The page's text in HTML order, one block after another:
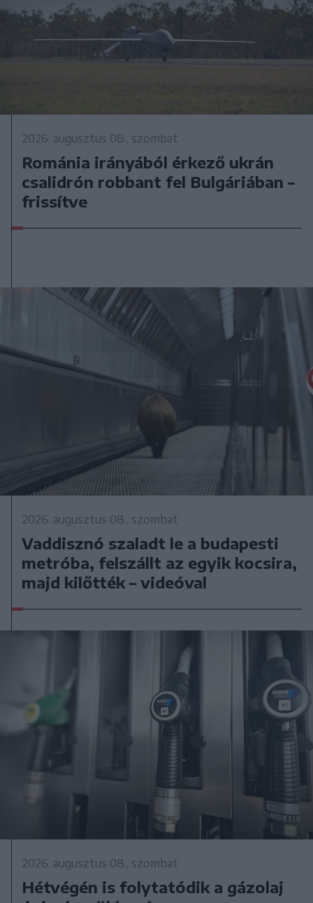
2026. augusztus 08., szombat
Románia irányából érkező ukrán
csalidrón robbant fel Bulgáriában –
frissítve
2026. augusztus 08., szombat
Vaddisznó szaladt le a budapesti
metróba, felszállt az egyik kocsira,
majd kilőtték – videóval
2026. augusztus 08., szombat
Hétvégén is folytatódik a gázolaj